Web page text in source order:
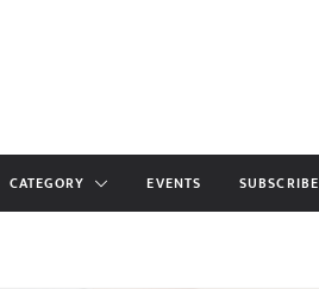
CATEGORY EVENTS SUBSCRIBE